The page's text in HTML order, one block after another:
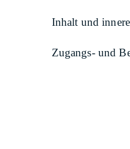
Inhalt und
Zugangs- und